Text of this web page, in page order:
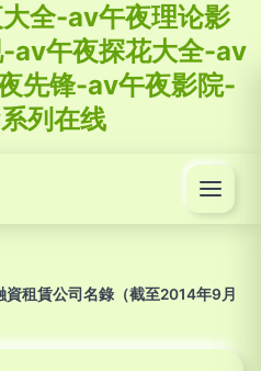
全-av午夜理论影
av午夜探花大全-av
先锋-av午夜影院-
列在线
資租賃公司名錄（截至2014年9月